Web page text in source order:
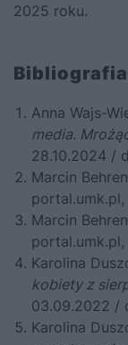
2025 roku.
Bibliografia
Anna Wajs-
media.
28.10.2024 /
Marcin
portal.umk.pl
Marcin
portal.umk.pl
Karolina
kobiety z
03.09.2022 /
Karolina